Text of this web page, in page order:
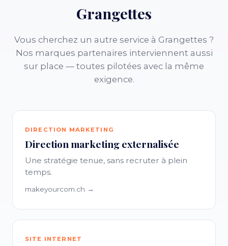
Grangettes
Vous cherchez un autre service à Grangettes ?
Nos marques partenaires interviennent aussi
sur place — toutes pilotées avec la même
exigence.
DIRECTION MARKETING
Direction marketing externalisée
Une stratégie tenue, sans recruter à plein
temps.
makeyourcom.ch →
SITE INTERNET